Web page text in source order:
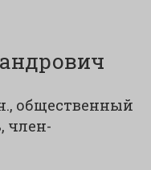
общественный
член-